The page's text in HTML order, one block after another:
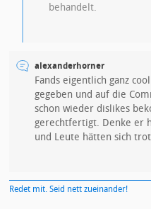
behandelt.
alexanderhorner
Fands eigentlich ganz
gegeben und auf die
schon wieder dislikes
gerechtfertigt. Denke er
und Leute hätten sich
Redet mit. Seid nett zueinander!